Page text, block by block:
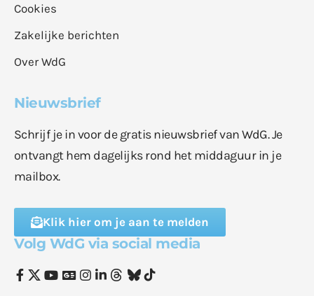
Cookies
Zakelijke berichten
Over WdG
Nieuwsbrief
Schrijf je in voor de gratis nieuwsbrief van WdG. Je
ontvangt hem dagelijks rond het middaguur in je
mailbox.
Klik hier om je aan te melden
Volg WdG via social media